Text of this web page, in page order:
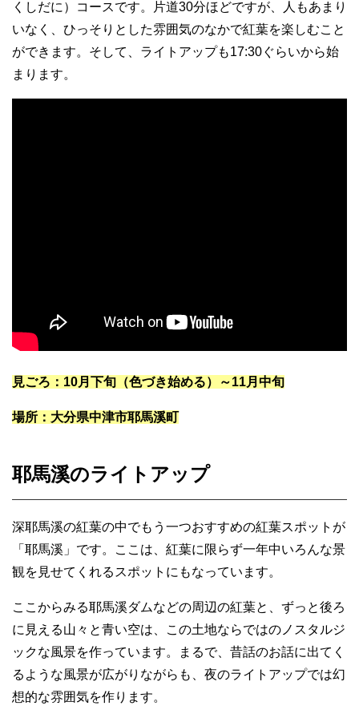
くしだに）コースです。片道30分ほどですが、人もあまり
いなく、ひっそりとした雰囲気のなかで紅葉を楽しむこと
ができます。そして、ライトアップも17:30ぐらいから始
まります。
見ごろ：10月下旬（色づき始める）～11月中旬
場所：大分県中津市耶馬溪町
耶馬溪のライトアップ
深耶馬溪の紅葉の中でもう一つおすすめの紅葉スポットが
「耶馬溪」です。ここは、紅葉に限らず一年中いろんな景
観を見せてくれるスポットにもなっています。
ここからみる耶馬溪ダムなどの周辺の紅葉と、ずっと後ろ
に見える山々と青い空は、この土地ならではのノスタルジ
ックな風景を作っています。まるで、昔話のお話に出てく
るような風景が広がりながらも、夜のライトアップでは幻
想的な雰囲気を作ります。